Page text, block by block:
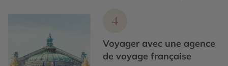
4
Voyager avec une agence
de voyage française